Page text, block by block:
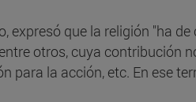
expresó que la religión "ha
otros, cuya contribución
para la acción, etc. En ese